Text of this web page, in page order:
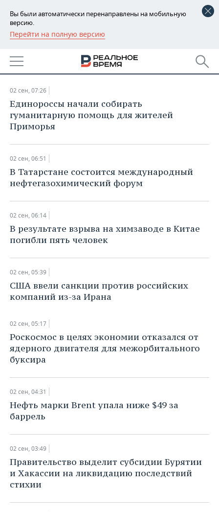
Вы были автоматически перенаправлены на мобильную
версию.
Перейти на полную версию
РЕГИОНЫ
БАШКОРТОСТАН
УДМУРТИЯ
НОВОСТИ
НОВОСТИ АНАЛИТИКИ
ДЕКЛАРАЦИИ О ДОХОДАХ
КОРОЛИ ГОСЗАКАЗА ПФО
ВУЗЫ ТАТАРСТАНА
ТОРГОВЫЕ ЦЕНТРЫ
ЭКОНОМИКА
НОВОСТИ ЭКОНОМИКИ
ФИНАНСЫ
БАНКИ
ИНВЕСТИЦИИ
ПРОМЫШЛЕННОСТЬ
НОВОСТИ
ПРОМЫШЛЕННОСТИ
АГРОПРОМ
МАШИНОСТРОЕНИЕ
НЕФТЕХИМИЯ
НЕФТЬ
ОПК
ЭНЕРГЕТИКА
НОВОСТИ НЕДВИЖИМОСТИ
АВТО
НОВОСТИ БИЗНЕСА
РОЗНИЧНАЯ ТОРГОВЛЯ
ТРАНСПОРТ
УСЛУГИ
ТЕХНОЛОГИИ
НОВОСТИ ТЕХНОЛОГИЙ
IT
МЕДИА
МЕРОПРИЯТИЯ
НОВОСТИ МЕРОПРИЯТИЙ
ВЫЕЗДНАЯ РЕДАКЦИЯ
ONLINE-КОНФЕРЕНЦИИ
ОТКРЫТАЯ ЛЕКЦИЯ
СПОРТ
НОВОСТИ СПОРТА
ХОККЕЙ
БАСКЕТБОЛ
КИБЕРСПОРТ
ФИГУРНОЕ КАТАНИЕ
ХОККЕЙ С МЯЧОМ
ОБЩЕСТВО
ВЛАСТЬ
ИНФРАСТРУКТУРА
КУЛЬТУРА
МЕДИЦИНА
ПРОИСШЕСТВИЯ
СЮЖЕТЫ
СПРАВОЧНИК
СПИСОК КОМПАНИЙ
02.09.2015
02 сен, 07:26
Единороссы начали собирать
гуманитарную помощь для жителей
Приморья
02 сен, 06:51
В Татарстане состоится международный
нефтегазохимический форум
02 сен, 06:14
В результате взрыва на химзаводе в Китае
погибли пять человек
02 сен, 05:39
США ввели санкции против российских
компаний из-за Ирана
02 сен, 05:17
Роскосмос в целях экономии отказался от
ядерного двигателя для межорбитального
буксира
02 сен, 04:31
Нефть марки Brent упала ниже $49 за
баррель
02 сен, 03:49
Правительство выделит субсидии Бурятии
и Хакассии на ликвидацию последствий
стихии